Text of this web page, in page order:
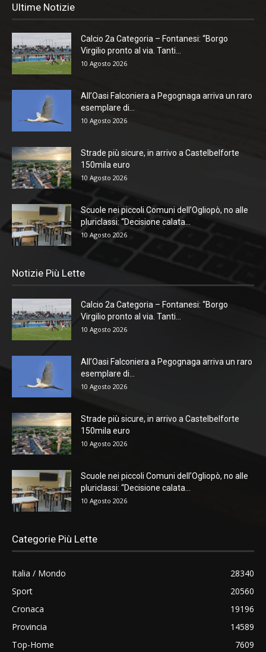
Ultime Notizie
Calcio 2a Categoria – Fontanesi: “Borgo
Virgilio pronto al via. Tanti...
10 Agosto 2026
All’Oasi Falconiera a Pegognaga arriva un raro
esemplare di...
10 Agosto 2026
Strade più sicure, in arrivo a Castelbelforte
150mila euro
10 Agosto 2026
Scuole nei piccoli Comuni dell’Ogliopò, no alle
pluriclassi: “Decisione calata...
10 Agosto 2026
Notizie Più Lette
Calcio 2a Categoria – Fontanesi: “Borgo
Virgilio pronto al via. Tanti...
10 Agosto 2026
All’Oasi Falconiera a Pegognaga arriva un raro
esemplare di...
10 Agosto 2026
Strade più sicure, in arrivo a Castelbelforte
150mila euro
10 Agosto 2026
Scuole nei piccoli Comuni dell’Ogliopò, no alle
pluriclassi: “Decisione calata...
10 Agosto 2026
Categorie Più Lette
Italia / Mondo
28340
Sport
20560
Cronaca
19196
Provincia
14589
Top-Home
7609